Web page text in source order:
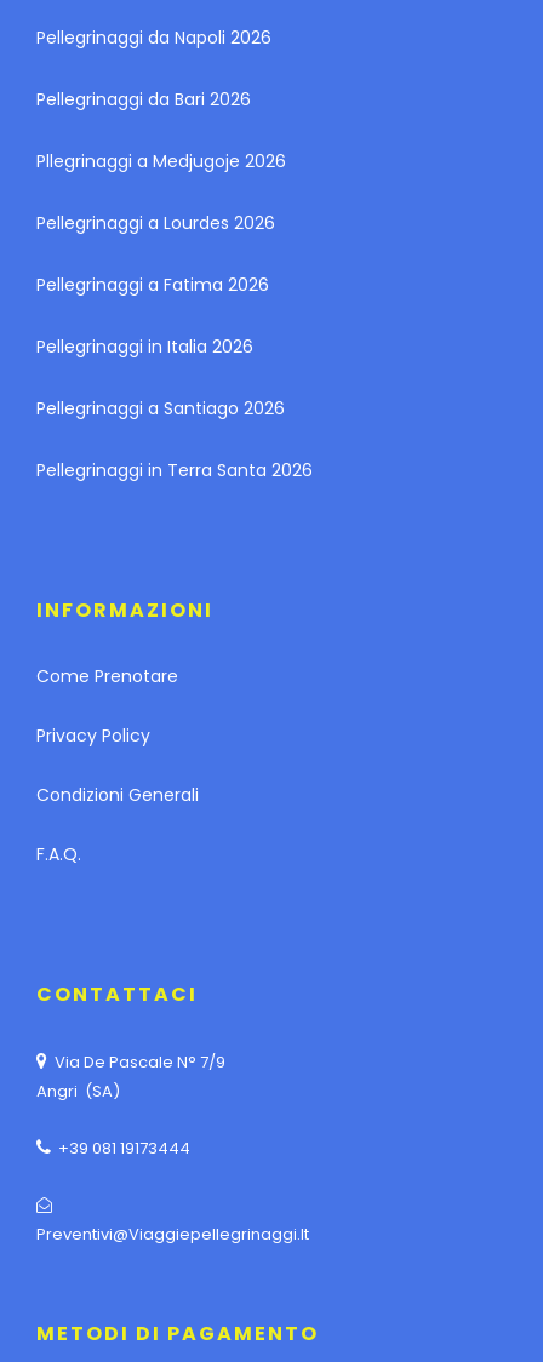
Pellegrinaggi da Napoli 2026
Pellegrinaggi da Bari 2026
Pllegrinaggi a Medjugoje 2026
Pellegrinaggi a Lourdes 2026
Pellegrinaggi a Fatima 2026
Pellegrinaggi in Italia 2026
Pellegrinaggi a Santiago 2026
Pellegrinaggi in Terra Santa 2026
INFORMAZIONI
Come Prenotare
Privacy Policy
Condizioni Generali
F.A.Q.
CONTATTACI
Via De Pascale N° 7/9
Angri (SA)
+39 081 19173444
Preventivi@viaggiepellegrinaggi.it
METODI DI PAGAMENTO